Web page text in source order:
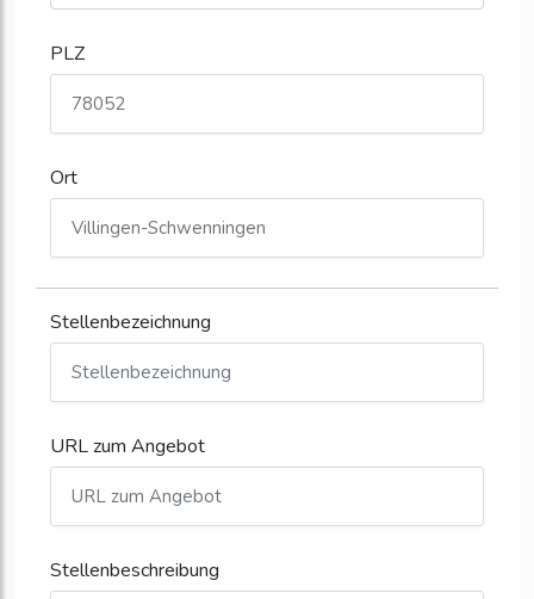
PLZ
Ort
Stellenbezeichnung
URL zum Angebot
Stellenbeschreibung